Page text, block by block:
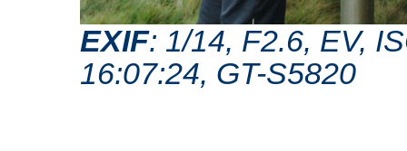
EXIF: 1/14, F2.6, EV,
16:07:24, GT-S5820